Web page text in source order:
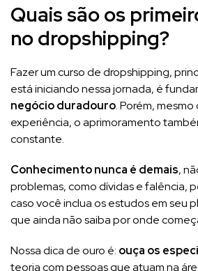
Quais são os
no dropshipping?
Fazer um curso de dropshipping,
está iniciando nessa jornada, é
negócio duradouro. Porém,
experiência, o aprimoramento
constante.
Conhecimento nunca é demais,
problemas, como dívidas e falência,
caso você inclua os estudos em seu
que ainda não saiba por onde
Nossa dica de ouro é: ouça os
teoria com pessoas que atuam na